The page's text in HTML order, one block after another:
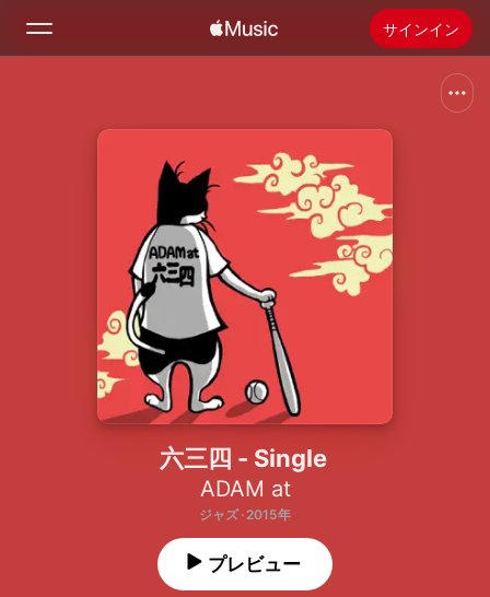
サインイン
新着おすすめ
Apple Musicをインストール
六三四 - Single
ADAM at
ジャズ · 2015年
プレビュー